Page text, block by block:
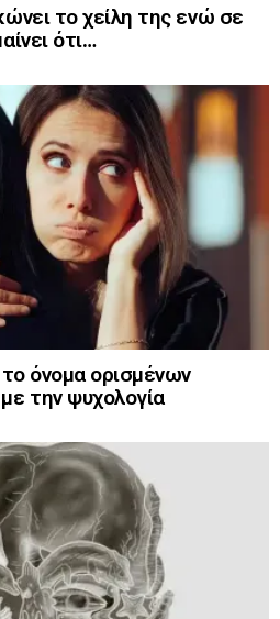
το χείλη της ενώ σε
ότι…
το όνομα ορισμένων
την ψυχολογία